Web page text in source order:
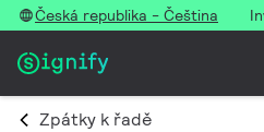
Česká republika - Čeština
Zpátky k řadě